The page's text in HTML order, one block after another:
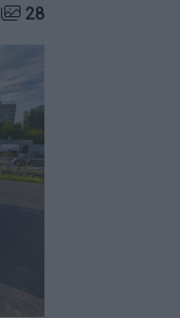
Liczba zdjęć w galerii:
28